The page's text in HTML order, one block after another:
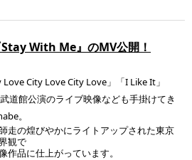
With Me』のMV公開！
City Love City Love」「I Like It」
道館公演のライブ映像なども手掛けてき
。
走の煌びやかにライトアップされた東京
観で
作品に仕上がっています。